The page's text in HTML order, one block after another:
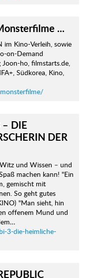
...
Kino-Verleih, sowie
on-Demand
ho, filmstarts.de,
Südkorea, Kino,
– DIE
DER
und Wissen – und
machen kann! "Ein
gemischt mit
So geht gutes
"Man sieht, hin
offenem Mund und
3-die-heimliche-